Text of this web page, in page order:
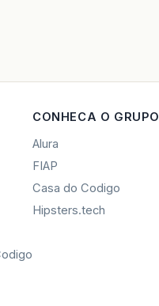
CONHECA O GRUPO
Alura
FIAP
Casa do Codigo
Hipsters.tech